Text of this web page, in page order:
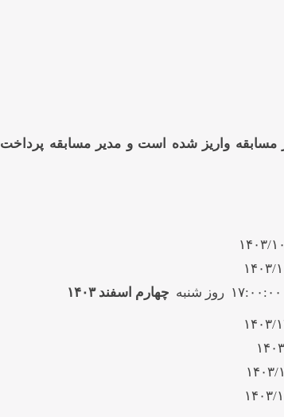
مسابقه واریز شده استو مدیر مسابقه پرداخت
چهارم اسفند ۱۴۰۳